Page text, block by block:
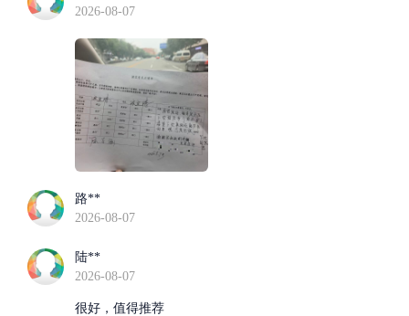
2026-08-07
路**
2026-08-07
陆**
2026-08-07
很好，值得推荐